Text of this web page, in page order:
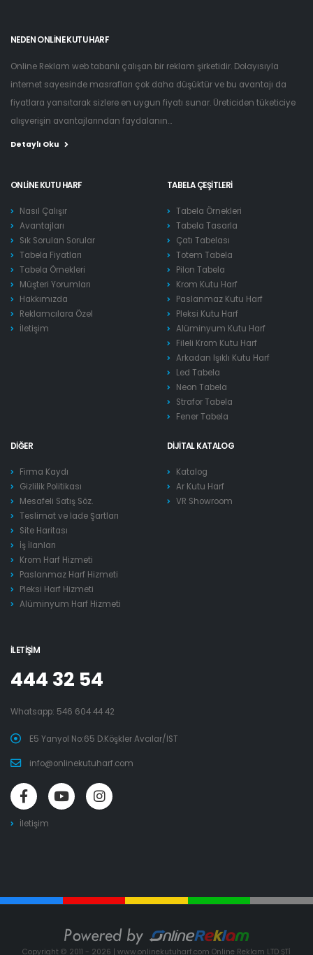
NEDEN ONLINE KUTU HARF
Online Reklam web tabanlı çalışan bir reklam şirketidir. Dolayısıyla
internet sayesinde masrafları çok daha düşüktür ve bu avantajı da
fiyatlara yansıtarak sizlere en uygun fiyatı sunar. Üreticiden tüketiciye
alışverişin avantajlarından faydalanın...
Detaylı Oku
ONLINE KUTU HARF
Nasıl Çalışır
Avantajları
Sık Sorulan Sorular
Tabela Fiyatları
Tabela Örnekleri
Müşteri Yorumları
Hakkımızda
Reklamcılara Özel
İletişim
TABELA ÇEŞITLERI
Tabela Örnekleri
Tabela Tasarla
Çatı Tabelası
Totem Tabela
Pilon Tabela
Krom Kutu Harf
Paslanmaz Kutu Harf
Pleksi Kutu Harf
Alüminyum Kutu Harf
Fileli Krom Kutu Harf
Arkadan Işıklı Kutu Harf
Led Tabela
Neon Tabela
Strafor Tabela
Fener Tabela
DIĞER
Firma Kaydı
Gizlilik Politikası
Mesafeli Satış Söz.
Teslimat ve İade Şartları
Site Haritası
İş İlanları
Krom Harf Hizmeti
Paslanmaz Harf Hizmeti
Pleksi Harf Hizmeti
Alüminyum Harf Hizmeti
DIJITAL KATALOG
Katalog
Ar Kutu Harf
VR Showroom
İLETIŞIM
444 32 54
Whatsapp: 546 604 44 42
E5 Yanyol No:65 D.Köşkler Avcılar/İST
info@onlinekutuharf.com
İletişim
Copyright © 2011 - 2026 | www.onlinekutuharf.com Online Reklam LTD ŞTİ